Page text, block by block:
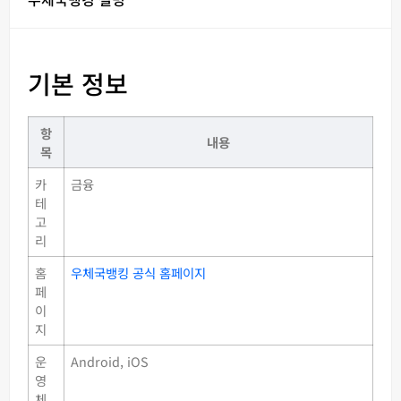
기본 정보
항
목
내용
카
테
고
리
금융
홈
페
이
지
우체국뱅킹 공식 홈페이지
운
영
Android, iOS